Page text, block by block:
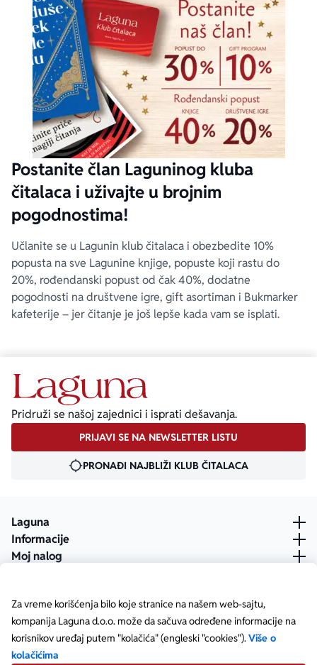
Za vreme korišćenja bilo koje stranice na našem web-sajtu,
kompanija Laguna d.o.o. može da sačuva određene informacije na
korisnikov uređaj putem "kolačića" (engleski "cookies").Više o
kolačićima
Postanite član Laguninog kluba
čitalaca i uživajte u brojnim
pogodnostima!
Učlanite se u Lagunin klub čitalaca i obezbedite 10%
popusta na sve Lagunine knjige, popuste koji rastu do
20%, rođendanski popust od čak 40%, dodatne
pogodnosti na društvene igre, gift asortiman i Bukmarker
kafeterije – jer čitanje je još lepše kada vam se isplati.
Pridruži se našoj zajednici i isprati dešavanja.
PRIJAVI SE NA NEWSLETTER LISTU
PRONAĐI NAJBLIŽI KLUB ČITALACA
Laguna
Informacije
Moj nalog